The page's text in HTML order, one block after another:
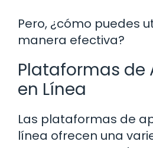
Pero, ¿cómo puedes
manera efectiva?
Plataformas de
en Línea
Las plataformas de
línea ofrecen una